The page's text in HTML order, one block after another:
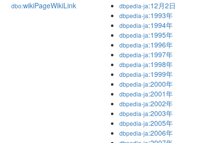
dbo:wikiPageWikiLink dbpedia-ja:12月2日
dbpedia-ja:1993年
dbpedia-ja:1994年
dbpedia-ja:1995年
dbpedia-ja:1996年
dbpedia-ja:1997年
dbpedia-ja:1998年
dbpedia-ja:1999年
dbpedia-ja:2000年
dbpedia-ja:2001年
dbpedia-ja:2002年
dbpedia-ja:2003年
dbpedia-ja:2005年
dbpedia-ja:2006年